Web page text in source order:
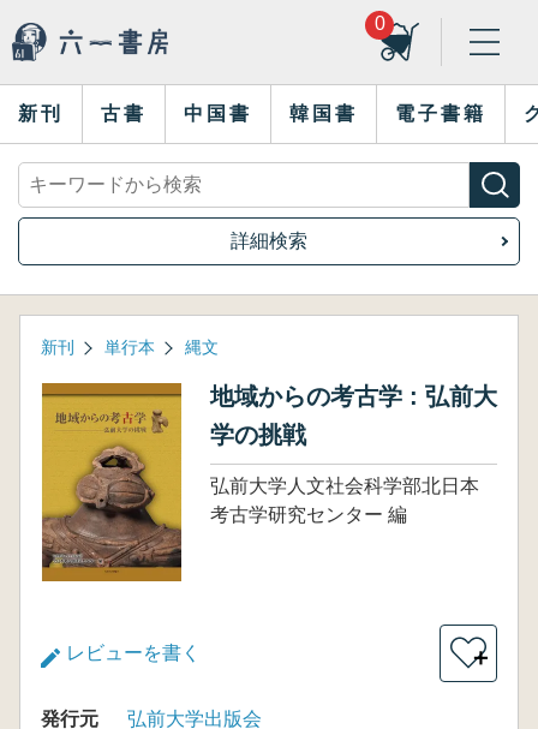
0
新刊 古書 中国書 韓国書 電子書籍
詳細検索
新刊 単行本 縄文
地域からの考古学 : 弘前大
学の挑戦
弘前大学人文社会科学部北日本
考古学研究センター 編
レビューを書く ＋
発行元
弘前大学出版会